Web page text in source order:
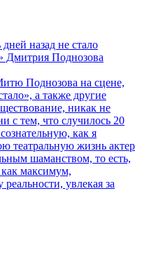
назад не стало
Дмитрия Поднозова
Поднозова на сцене,
а также другие
никак не
с тем, что случилось 20
как я
театральную жизнь актер
шаманством, то есть,
максимум,
увлекая за